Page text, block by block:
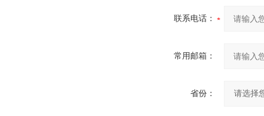
联系电话：
常用邮箱：
省份：